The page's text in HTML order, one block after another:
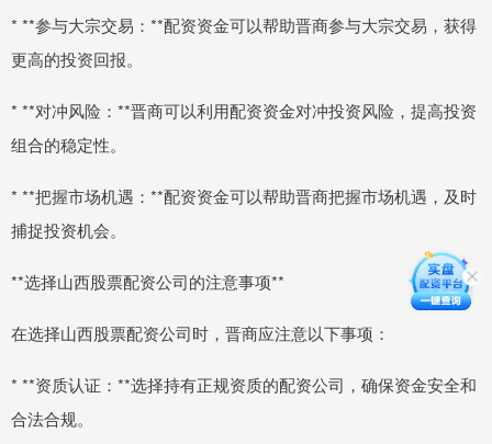
* **参与大宗交易：**配资资金可以帮助晋商参与大宗交易，获得
更高的投资回报。
* **对冲风险：**晋商可以利用配资资金对冲投资风险，提高投资
组合的稳定性。
* **把握市场机遇：**配资资金可以帮助晋商把握市场机遇，及时
捕捉投资机会。
**选择山西股票配资公司的注意事项**
在选择山西股票配资公司时，晋商应注意以下事项：
* **资质认证：**选择持有正规资质的配资公司，确保资金安全和
合法合规。